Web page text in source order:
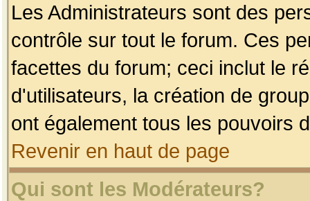
Les Administrateurs sont des
contrôle sur tout le forum. Ces
facettes du forum; ceci inclut le
d'utilisateurs, la création de
ont également tous les pouvoirs
Revenir en haut de page
Qui sont les Modérateurs?